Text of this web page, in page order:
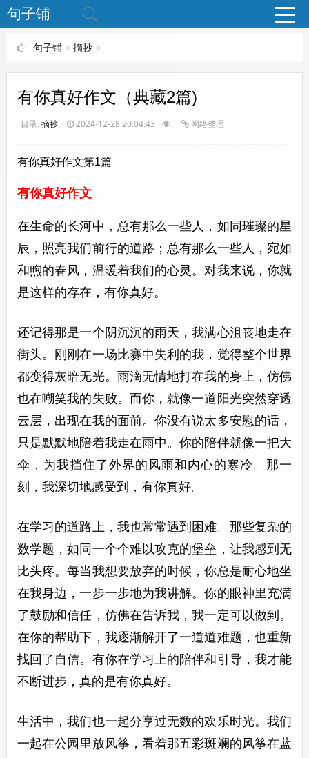
www.bjuzi.com
句子铺
句子铺> 摘抄>
有你真好作文（典藏2篇)
目录: 摘抄 2024-12-28 20:04:43 网络整理
有你真好作文第1篇
有你真好作文
在生命的长河中，总有那么一些人，如同璀璨的星
辰，照亮我们前行的道路；总有那么一些人，宛如
和煦的春风，温暖着我们的心灵。对我来说，你就
是这样的存在，有你真好。
还记得那是一个阴沉沉的雨天，我满心沮丧地走在
街头。刚刚在一场比赛中失利的我，觉得整个世界
都变得灰暗无光。雨滴无情地打在我的身上，仿佛
也在嘲笑我的失败。而你，就像一道阳光突然穿透
云层，出现在我的面前。你没有说太多安慰的话，
只是默默地陪着我走在雨中。你的陪伴就像一把大
伞，为我挡住了外界的风雨和内心的寒冷。那一
刻，我深切地感受到，有你真好。
在学习的道路上，我也常常遇到困难。那些复杂的
数学题，如同一个个难以攻克的堡垒，让我感到无
比头疼。每当我想要放弃的时候，你总是耐心地坐
在我身边，一步一步地为我讲解。你的眼神里充满
了鼓励和信任，仿佛在告诉我，我一定可以做到。
在你的帮助下，我逐渐解开了一道道难题，也重新
找回了自信。有你在学习上的陪伴和引导，我才能
不断进步，真的是有你真好。
生活中，我们也一起分享过无数的欢乐时光。我们
一起在公园里放风筝，看着那五彩斑斓的风筝在蓝